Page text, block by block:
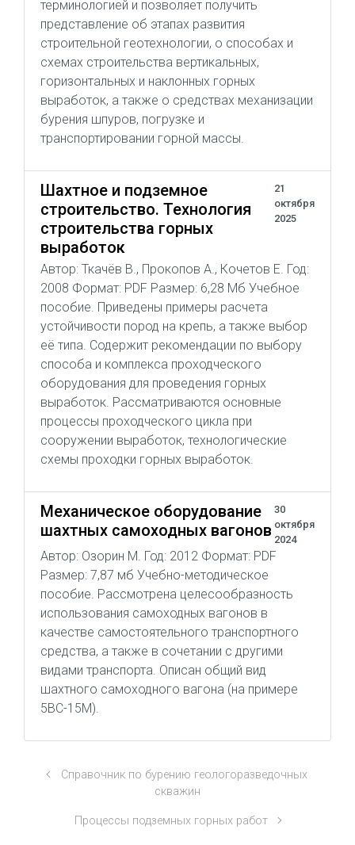
терминологией и позволяет получить
представление об этапах развития
строительной геотехнологии, о способах и
схемах строительства вертикальных,
горизонтальных и наклонных горных
выработок, а также о средствах механизации
бурения шпуров, погрузке и
транспортировании горной массы.
Шахтное и подземное
строительство. Технология
строительства горных
выработок
21
октября
2025
Автор: Ткачёв В., Прокопов А., Кочетов Е. Год:
2008 Формат: PDF Размер: 6,28 Мб Учебное
пособие. Приведены примеры расчета
устойчивости пород на крепь, а также выбор
её типа. Содержит рекомендации по выбору
способа и комплекса проходческого
оборудования для проведения горных
выработок. Рассматриваются основные
процессы проходческого цикла при
сооружении выработок, технологические
схемы проходки горных выработок.
Механическое оборудование
шахтных самоходных вагонов
30
октября
2024
Автор: Озорин М. Год: 2012 Формат: PDF
Размер: 7,87 мб Учебно-методическое
пособие. Рассмотрена целесообразность
использования самоходных вагонов в
качестве самостоятельного транспортного
средства, а также в сочетании с другими
видами транспорта. Описан общий вид
шахтного самоходного вагона (на примере
5ВС-15М).
Справочник по бурению геологоразведочных
скважин
Процессы подземных горных работ